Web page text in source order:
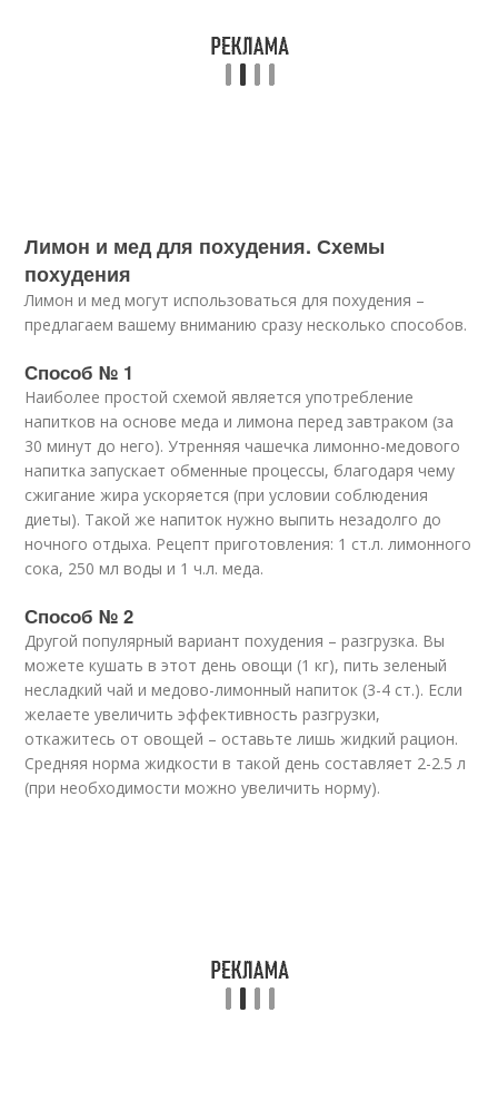
Лимон и мед для похудения. Схемы
похудения
Лимон и мед могут использоваться для похудения –
предлагаем вашему вниманию сразу несколько способов.
Способ № 1
Наиболее простой схемой является употребление
напитков на основе меда и лимона перед завтраком (за
30 минут до него). Утренняя чашечка лимонно-медового
напитка запускает обменные процессы, благодаря чему
сжигание жира ускоряется (при условии соблюдения
диеты). Такой же напиток нужно выпить незадолго до
ночного отдыха. Рецепт приготовления: 1 ст.л. лимонного
сока, 250 мл воды и 1 ч.л. меда.
Способ № 2
Другой популярный вариант похудения – разгрузка. Вы
можете кушать в этот день овощи (1 кг), пить зеленый
несладкий чай и медово-лимонный напиток (3-4 ст.). Если
желаете увеличить эффективность разгрузки,
откажитесь от овощей – оставьте лишь жидкий рацион.
Средняя норма жидкости в такой день составляет 2-2.5 л
(при необходимости можно увеличить норму).